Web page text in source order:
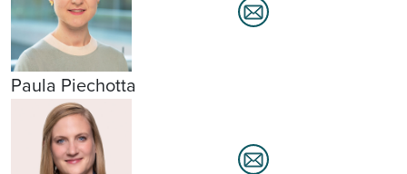
Paula Piechotta